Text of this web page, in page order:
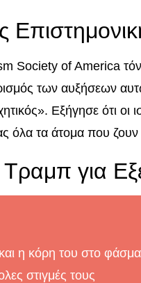
Society of America
των αυξήσεων
Εξήγησε ότι οι
όλα τα άτομα που ζουν
για
η κόρη του στο φάσμα
στιγμές τους